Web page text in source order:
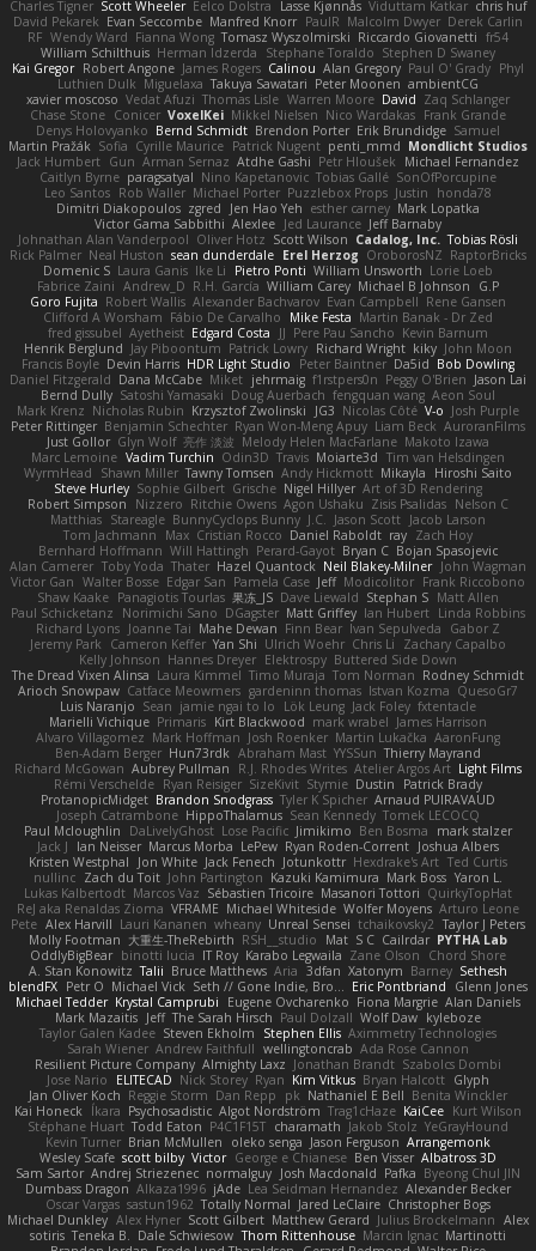
Charles Tigner Scott Wheeler Eelco Dolstra Lasse Kjønnås Viduttam Katkar chris huf
David Pekarek Evan Seccombe Manfred Knorr PaulR Malcolm Dwyer Derek Carlin
RF Wendy Ward Fianna Wong Tomasz Wyszolmirski Riccardo Giovanetti fr54
William Schilthuis Herman Idzerda Stephane Toraldo Stephen D Swaney
Kai Gregor Robert Angone James Rogers Calinou Alan Gregory Paul O' Grady Phyl
Luthien Dulk Miguelaxa Takuya Sawatari Peter Moonen ambientCG
xavier moscoso Vedat Afuzi Thomas Lisle Warren Moore David Zaq Schlanger
Chase Stone Conicer VoxelKei Mikkel Nielsen Nico Wardakas Frank Grande
Denys Holovyanko Bernd Schmidt Brendon Porter Erik Brundidge Samuel
Martin Pražák Sofia Cyrille Maurice Patrick Nugent penti_mmd Mondlicht Studios
Jack Humbert Gun Arman Sernaz Atdhe Gashi Petr Hloušek
Michael Fernandez
Caitlyn Byrne paragsatyal Nino Kapetanovic Tobias Gallé SonOfPorcupine
Leo Santos Rob Waller Michael Porter Puzzlebox Props Justin
honda78
Dimitri Diakopoulos zgred Jen Hao Yeh esther carney Mark Lopatka
Victor Gama Sabbithi Alexlee Jed Laurance Jeff Barnaby
Johnathan Alan Vanderpool Oliver Hotz Scott Wilson Cadalog, Inc. Tobias Rösli
Rick Palmer Neal Huston sean dunderdale Erel Herzog OroborosNZ RaptorBricks
Domenic S Laura Ganis Ike Li Pietro Ponti William Unsworth Lorie Loeb
Fabrice Zaini Andrew_D R.H. García William Carey Michael B Johnson
G.P
Goro Fujita Robert Wallis Alexander Bachvarov Evan Campbell Rene Gansen
Clifford A Worsham Fábio De Carvalho Mike Festa Martin Banak - Dr Zed
fred gissubel Ayetheist Edgard Costa JJ Pere Pau Sancho Kevin Barnum
Henrik Berglund Jay Piboontum Patrick Lowry Richard Wright kiky John Moon
Francis Boyle Devin Harris HDR Light Studio Peter Baintner Da5id Bob Dowling
Daniel Fitzgerald Dana McCabe Miket jehrmaig f1rstpers0n Peggy O'Brien Jason Lai
Bernd Dully Satoshi Yamasaki Doug Auerbach fengquan wang Aeon Soul
Mark Krenz Nicholas Rubin Krzysztof Zwolinski JG3 Nicolas Côté V-o Josh Purple
Peter Rittinger Benjamin Schechter Ryan Won-Meng Apuy Liam Beck AuroranFilms
Just Gollor Glyn Wolf 亮作 淡波 Melody Helen MacFarlane Makoto Izawa
Marc Lemoine Vadim Turchin Odin3D Travis Moiarte3d Tim van Helsdingen
WyrmHead
Shawn Miller Tawny Tomsen Andy Hickmott Mikayla
Hiroshi Saito
Steve Hurley Sophie Gilbert Grische Nigel Hillyer Art of 3D Rendering
Robert Simpson
Nizzero Ritchie Owens Agon Ushaku Zisis Psalidas Nelson C
Matthias Stareagle BunnyCyclops Bunny J.C. Jason Scott Jacob Larson
Tom Jachmann
Max Cristian Rocco Daniel Raboldt ray Zach Hoy
Bernhard Hoffmann Will Hattingh Perard-Gayot Bryan C Bojan Spasojevic
Alan Camerer Toby Yoda Thater Hazel Quantock Neil Blakey-Milner John Wagman
Victor Gan Walter Bosse Edgar San Pamela Case Jeff Modicolitor Frank Riccobono
Shaw Kaake Panagiotis Tourlas 果冻_JS Dave Liewald Stephan S Matt Allen
Paul Schicketanz
Norimichi Sano DGagster Matt Griffey Ian Hubert Linda Robbins
Richard Lyons Joanne Tai Mahe Dewan Finn Bear Ivan Sepulveda
Gabor Z
Jeremy Park
Cameron Keffer Yan Shi Ulrich Woehr Chris Li
Zachary Capalbo
Kelly Johnson Hannes Dreyer Elektrospy Buttered Side Down
The Dread Vixen Alinsa Laura Kimmel Timo Muraja Tom Norman Rodney Schmidt
Arioch Snowpaw Catface Meowmers gardeninn thomas Istvan Kozma QuesoGr7
Luis Naranjo Sean jamie ngai to lo Lök Leung Jack Foley fxtentacle
Marielli Vichique Primaris Kirt Blackwood mark wrabel James Harrison
Alvaro Villagomez Mark Hoffman Josh Roenker Martin Lukačka AaronFung
Ben-Adam Berger Hun73rdk Abraham Mast YYSSun Thierry Mayrand
Richard McGowan Aubrey Pullman R.J. Rhodes Writes Atelier Argos Art Light Films
Rémi Verschelde Ryan Reisiger SizeKivit Stymie Dustin
Patrick Brady
ProtanopicMidget Brandon Snodgrass Tyler K Spicher Arnaud PUIRAVAUD
Joseph Catrambone HippoThalamus Sean Kennedy Tomek LECOCQ
Paul Mcloughlin
DaLivelyGhost Lose Pacific Jimikimo Ben Bosma
mark stalzer
Jack J
Ian Neisser Marcus Morba LePew Ryan Roden-Corrent Joshua Albers
Kristen Westphal
Jon White Jack Fenech Jotunkottr Hexdrake's Art Ted Curtis
nullinc Zach du Toit John Partington Kazuki Kamimura Mark Boss Yaron L.
Lukas Kalbertodt Marcos Vaz Sébastien Tricoire Masanori Tottori QuirkyTopHat
ReJ aka Renaldas Zioma VFRAME Michael Whiteside Wolfer Moyens Arturo Leone
Pete Alex Harvill Lauri Kananen wheany Unreal Sensei tchaikovsky2 Taylor J Peters
Molly Footman 大重生-TheRebirth RSH__studio Mat S C Cailrdar PYTHA Lab
OddlyBigBear binotti lucia IT Roy Karabo Legwaila Zane Olson
Chord Shore
A. Stan Konowitz Talii Bruce Matthews Aria 3dfan Xatonym Barney Sethesh
blendFX Petr O Michael Vick Seth // Gone Indie, Bro... Eric Pontbriand
Glenn Jones
Michael Tedder Krystal Camprubi Eugene Ovcharenko Fiona Margrie Alan Daniels
Mark Mazaitis Jeff The Sarah Hirsch Paul Dolzall Wolf Daw kyleboze
Taylor Galen Kadee Steven Ekholm Stephen Ellis Aximmetry Technologies
Sarah Wiener Andrew Faithfull wellingtoncrab Ada Rose Cannon
Resilient Picture Company Almighty Laxz Jonathan Brandt Szabolcs Dombi
Jose Nario
ELITECAD Nick Storey Ryan Kim Vitkus Bryan Halcott Glyph
Jan Oliver Koch Reggie Storm Dan Repp pk Nathaniel E Bell Benita Winckler
Kai Honeck Íkara Psychosadistic Algot Nordström Trag1cHaze KaiCee Kurt Wilson
Stéphane Huart Todd Eaton P4C1F15T charamath Jakob Stolz YeGrayHound
Kevin Turner Brian McMullen oleko senga Jason Ferguson Arrangemonk
Wesley Scafe scott bilby Victor George e Chianese Ben Visser Albatross 3D
Sam Sartor Andrej Striezenec normalguy Josh Macdonald Pafka Byeong Chul JIN
Dumbass Dragon Alkaza1996 jAde Lea Seidman Hernandez Alexander Becker
Oscar Vargas sastun1962 Totally Normal Jared LeClaire Christopher Bogs
Michael Dunkley Alex Hyner Scott Gilbert Matthew Gerard Julius Brockelmann Alex
sotiris Teneka B. Dale Schwiesow Thom Rittenhouse Marcin Ignac Martinotti